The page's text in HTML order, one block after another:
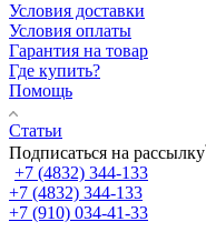
Условия доставки
Условия оплаты
Гарантия на товар
Где купить?
Помощь
Статьи
Подписаться на рассылку
+7 (4832) 344-133
+7 (4832) 344-133
+7 (910) 034-41-33